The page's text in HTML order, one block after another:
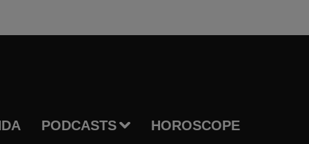
PODCASTS HOROSCOPE